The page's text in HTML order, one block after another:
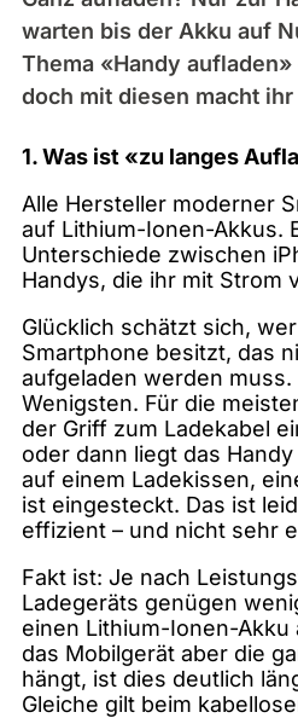
warten bis der Akku auf
Thema «Handy
doch mit diesen macht
1. Was ist «zu langes
Alle Hersteller moderner
auf Lithium-Ionen-Akkus.
Unterschiede zwischen
Handys, die ihr mit Strom
Glücklich schätzt sich,
Smartphone besitzt, das
aufgeladen werden
Wenigsten. Für die
der Griff zum Ladekabel
oder dann liegt das
auf einem Ladekissen,
ist eingesteckt. Das ist
effizient – und nicht sehr
Fakt ist: Je nach
Ladegeräts genügen
einen Lithium-Ionen-Akku
das Mobilgerät aber die
hängt, ist dies deutlich
Gleiche gilt beim